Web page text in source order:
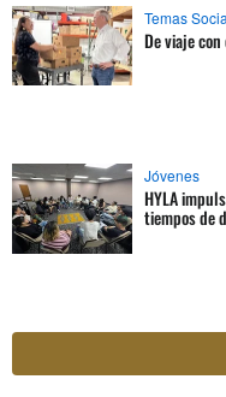
Temas
De viaje
Jóvenes
HYLA
tiempos de